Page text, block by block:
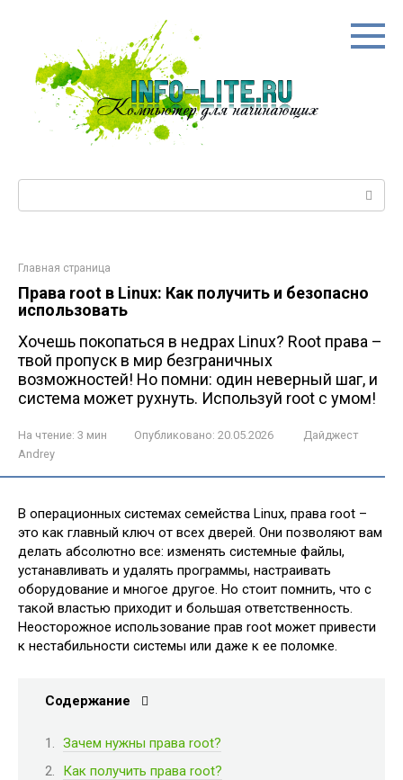
Главная страница
Права root в Linux: Как получить и безопасно
использовать
Хочешь покопаться в недрах Linux? Root права –
твой пропуск в мир безграничных
возможностей! Но помни: один неверный шаг, и
система может рухнуть. Используй root с умом!
На чтение: 3 мин Опубликовано: 20.05.2026
Дайджест
Andrey
В операционных системах семейства Linux, права root –
это как главный ключ от всех дверей. Они позволяют вам
делать абсолютно все: изменять системные файлы,
устанавливать и удалять программы, настраивать
оборудование и многое другое. Но стоит помнить, что с
такой властью приходит и большая ответственность.
Неосторожное использование прав root может привести
к нестабильности системы или даже к ее поломке.
Содержание
Зачем нужны права root?
Как получить права root?